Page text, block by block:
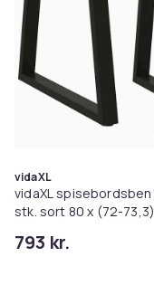
vidaXL
vidaXL
stk. sort 80 x (72-
793 kr.